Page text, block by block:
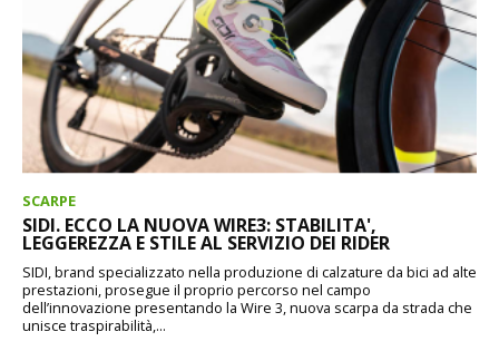
SCARPE
SIDI. ECCO LA NUOVA WIRE3: STABILITA',
LEGGEREZZA E STILE AL SERVIZIO DEI RIDER
SIDI, brand specializzato nella produzione di calzature da bici ad alte
prestazioni, prosegue il proprio percorso nel campo
dell’innovazione presentando la Wire 3, nuova scarpa da strada che
unisce traspirabilità,...